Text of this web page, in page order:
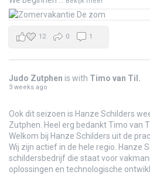
12 0 1
Judo Zutphen is with Timo van Til .
3 weeks ago
Ook dit seizoen is Hanze Schilders
Zutphen. Heel erg bedankt Timo van
Welkom bij Hanze Schilders uit de
Wij zijn actief in de hele regio. Hanze
schildersbedrijf die staat voor
oplossingen en technologische